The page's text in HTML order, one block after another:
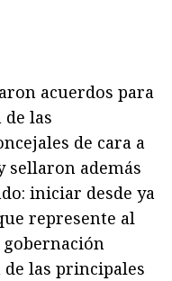
acuerdos para
las
de cara a
sellaron además
iniciar desde ya
represente al
las principales